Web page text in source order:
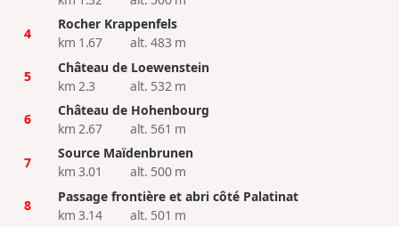
4
Rocher Krappenfels
km 1.67
alt. 483 m
5
Château de Loewenstein
km 2.3
alt. 532 m
6
Château de Hohenbourg
km 2.67
alt. 561 m
7
Source Maïdenbrunen
km 3.01
alt. 500 m
8
Passage frontière et abri côté Palatinat
km 3.14
alt. 501 m